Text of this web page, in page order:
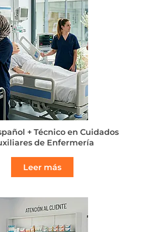
+ Técnico en Cuidados
de Enfermería
Leer más